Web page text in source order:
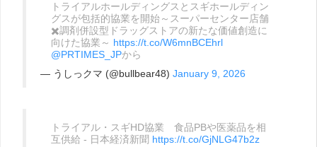
トライアルホールディングスとスギホールディン
グスが包括的協業を開始～スーパーセンター店舗
✖️調剤併設型ドラッグストアの新たな価値創造に
向けた協業～ https://t.co/W6mnBCEhrl
@PRTIMES_JPから
— うしっクマ (@bullbear48) January 9, 2026
トライアル・スギHD協業 食品PBや医薬品を相
互供給 - 日本経済新聞 https://t.co/GjNLG47b2z